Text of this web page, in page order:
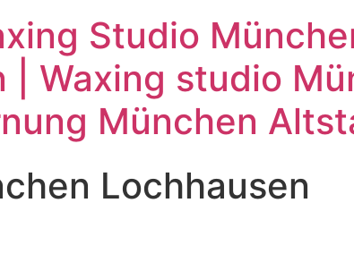
Studio
| Waxing studio
München
Lochhausen